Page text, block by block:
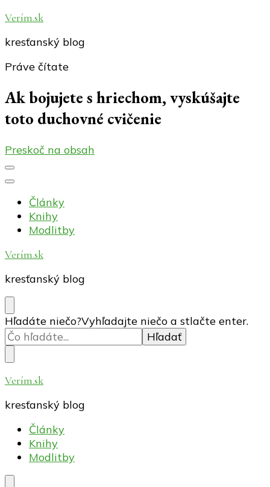
Verím.sk
kresťanský blog
Práve čítate
Ak bojujete s hriechom, vyskúšajte
toto duchovné cvičenie
Preskoč na obsah
Články
Knihy
Modlitby
Verím.sk
kresťanský blog
Hľadáte niečo?Vyhľadajte niečo a stlačte enter.
Verím.sk
kresťanský blog
Články
Knihy
Modlitby